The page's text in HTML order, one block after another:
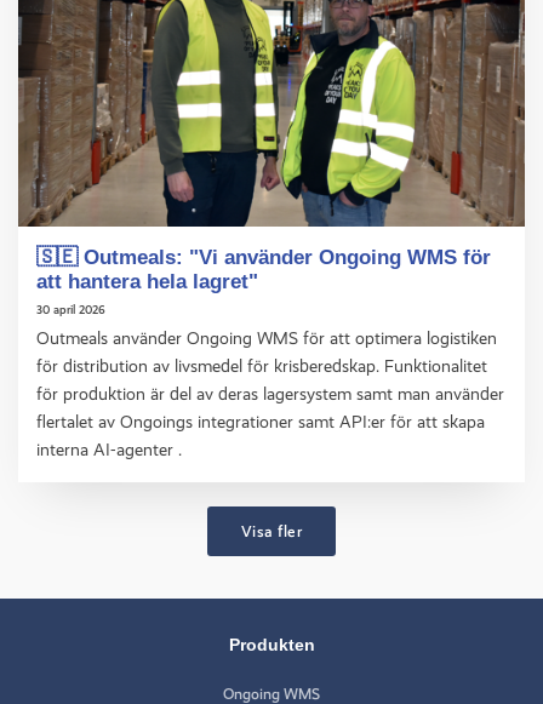
🇸🇪 Outmeals: "Vi använder Ongoing WMS för
att hantera hela lagret"
30 april 2026
Outmeals använder Ongoing WMS för att optimera logistiken
för distribution av livsmedel för krisberedskap. Funktionalitet
för produktion är del av deras lagersystem samt man använder
flertalet av Ongoings integrationer samt API:er för att skapa
interna AI-agenter .
Visa fler
Produkten
Ongoing WMS